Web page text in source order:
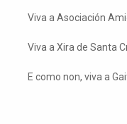
Viva a Asociación
Viva a Xira de Santa
E como non, viva a